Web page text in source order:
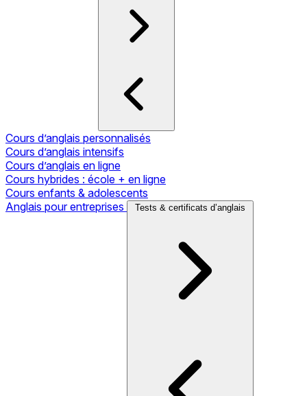
Cours d’anglais personnalisés
Cours d’anglais intensifs
Cours d’anglais en ligne
Cours hybrides : école + en ligne
Cours enfants & adolescents
Anglais pour entreprises
Tests & certificats d’anglais